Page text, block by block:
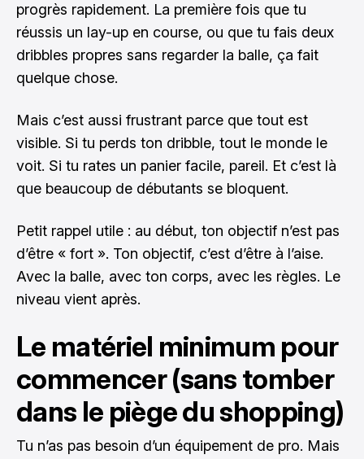
progrès rapidement. La première fois que tu
réussis un lay-up en course, ou que tu fais deux
dribbles propres sans regarder la balle, ça fait
quelque chose.
Mais c’est aussi frustrant parce que tout est
visible. Si tu perds ton dribble, tout le monde le
voit. Si tu rates un panier facile, pareil. Et c’est là
que beaucoup de débutants se bloquent.
Petit rappel utile : au début, ton objectif n’est pas
d’être « fort ». Ton objectif, c’est d’être à l’aise.
Avec la balle, avec ton corps, avec les règles. Le
niveau vient après.
Le matériel minimum pour
commencer (sans tomber
dans le piège du shopping)
Tu n’as pas besoin d’un équipement de pro. Mais